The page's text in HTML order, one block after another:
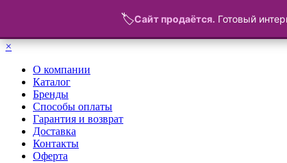
×
О компании
Каталог
Бренды
Способы оплаты
Гарантия и возврат
Доставка
Контакты
Оферта
🏷️Сайт продаётся. Готовый